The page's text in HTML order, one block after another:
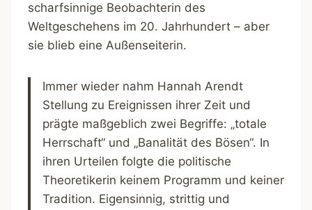
scharfsinnige Beobachterin des
Weltgeschehens im 20. Jahrhundert – aber
sie blieb eine Außenseiterin.
Immer wieder nahm Hannah Arendt
Stellung zu Ereignissen ihrer Zeit und
prägte maßgeblich zwei Begriffe: „totale
Herrschaft“ und „Banalität des Bösen“. In
ihren Urteilen folgte die politische
Theoretikerin keinem Programm und keiner
Tradition. Eigensinnig, strittig und